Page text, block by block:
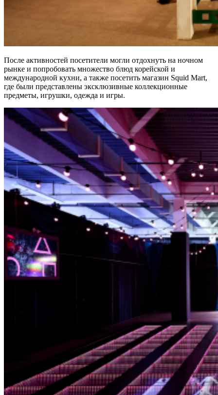
После активностей посетители могли отдохнуть на ночном
рынке и попробовать множество блюд корейской и
международной кухни, а также посетить магазин Squid Mart,
где были представлены эксклюзивные коллекционные
предметы, игрушки, одежда и игры.